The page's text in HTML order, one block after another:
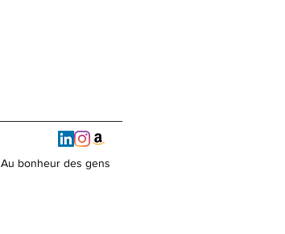
Au bonheur des gens